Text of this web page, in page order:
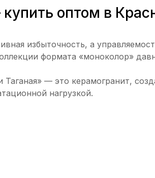
оптом в
избыточность, а
формата «моноколор»
— это керамогранит,
нагрузкой.